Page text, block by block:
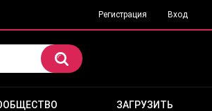
Регистрация Вход
ЗАГРУЗИТЬ